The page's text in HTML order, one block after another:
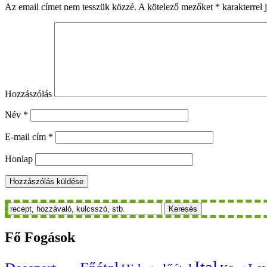
Az email címet nem tesszük közzé. A kötelező mezőket * karakterrel
Hozzászólás
Név *
E-mail cím *
Honlap
Keresés
Fő Fogások